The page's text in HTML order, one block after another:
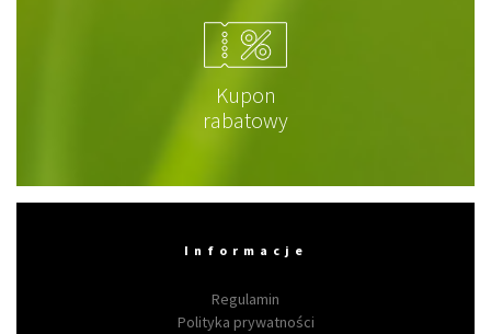
Kupon
rabatowy
Informacje
Regulamin
Polityka prywatności